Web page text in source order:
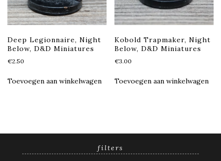
Deep Legionnaire, Night
Below, D&D Miniatures
€2.50
Toevoegen aan winkelwagen
Kobold Trapmaker, Night
Below, D&D Miniatures
€3.00
Toevoegen aan winkelwagen
filters